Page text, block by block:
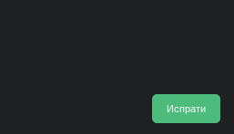
Испрати